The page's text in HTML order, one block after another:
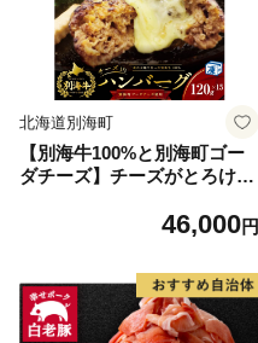
北海道別海町
【別海牛100%と別海町ゴー
ダチーズ】チーズがとろけ
グ(120g×15個)（串あげ処 の
46,000円